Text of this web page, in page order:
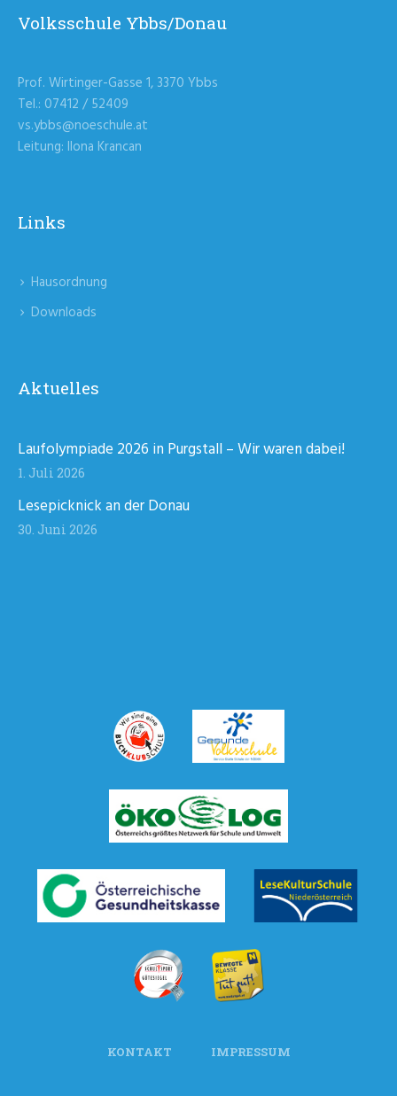
Volksschule Ybbs/Donau
Prof. Wirtinger-Gasse 1, 3370 Ybbs
Tel.: 07412 / 52409
vs.ybbs@noeschule.at
Leitung: Ilona Krancan
Links
Hausordnung
Downloads
Aktuelles
Laufolympiade 2026 in Purgstall – Wir waren dabei!
1. Juli 2026
Lesepicknick an der Donau
30. Juni 2026
KONTAKT IMPRESSUM